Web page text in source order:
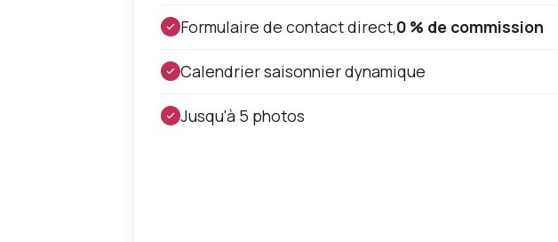
Formulaire de contact direct,0 % de commission
Calendrier saisonnier dynamique
Jusqu'à 5 photos